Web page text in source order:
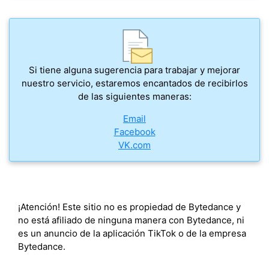
Si tiene alguna sugerencia para trabajar y mejorar
nuestro servicio, estaremos encantados de recibirlos
de las siguientes maneras:
Email
Facebook
VK.com
¡Atención! Este sitio no es propiedad de Bytedance y
no está afiliado de ninguna manera con Bytedance, ni
es un anuncio de la aplicación TikTok o de la empresa
Bytedance.